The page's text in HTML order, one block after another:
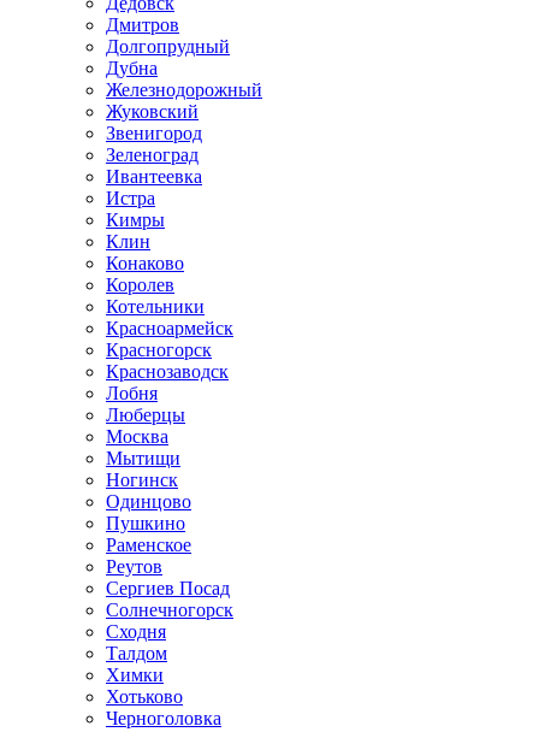
Дмитров
Долгопрудный
Дубна
Железнодорожный
Жуковский
Звенигород
Зеленоград
Ивантеевка
Истра
Кимры
Клин
Конаково
Королев
Котельники
Красноармейск
Красногорск
Краснозаводск
Лобня
Люберцы
Москва
Мытищи
Ногинск
Одинцово
Пушкино
Раменское
Реутов
Сергиев Посад
Солнечногорск
Сходня
Талдом
Химки
Хотьково
Черноголовка